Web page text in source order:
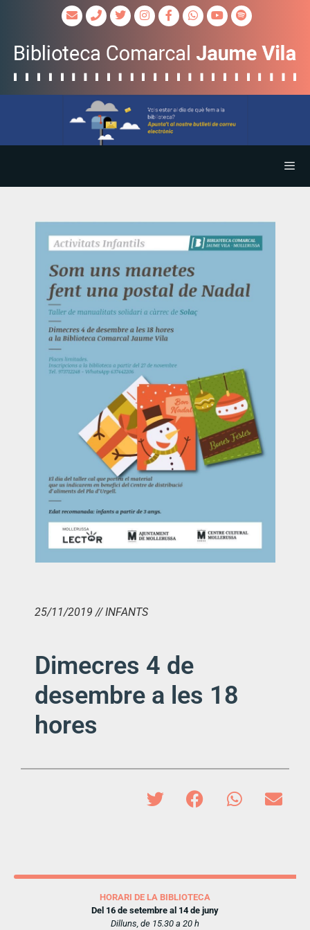
25/11/2019 // INFANTS
Dimecres 4 de
desembre a les 18
hores
HORARI DE LA BIBLIOTECA
Del 16 de setembre al 14 de juny
Dilluns, de 15.30 a 20 h